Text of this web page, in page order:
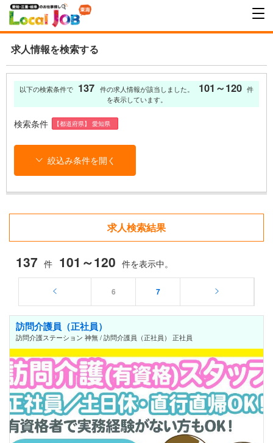
求人情報を検索する
以下の検索条件で 137 件の求人情報が該当しました。 101～120 件
を表示しています。
検索条件 【都道府県】 愛知県
絞込み条件を開く
求人検索結果
137 件 101～120 件を表示中。
6 7
訪問介護員（正社員）
訪問介護ステーション 神無 / 訪問介護員（正社員） 正社員